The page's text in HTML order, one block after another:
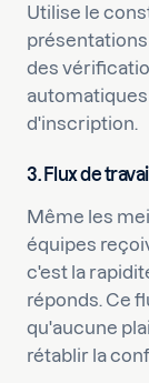
Utilise le
des
automatiques
d'inscription.
3. Flux de
Même les
équipes
c'est la
réponds. Ce
qu'aucune
rétablir la